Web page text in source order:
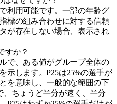
利用可能です。一部の年齢グ
標の組み合わせに対する信頼
が存在しない場合、表示され
すか？
で、ある値がグループ全体の
示します。P25は25%の選手が
を意味し、一般的な範囲の下
、ちょうど半分が速く、半分